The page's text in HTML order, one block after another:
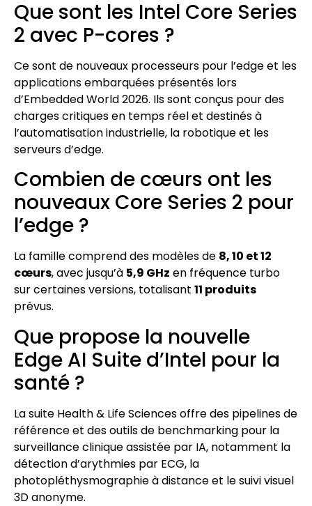
Que sont les Intel Core Series
2 avec P-cores ?
Ce sont de nouveaux processeurs pour l’edge et les
applications embarquées présentés lors
d’Embedded World 2026. Ils sont conçus pour des
charges critiques en temps réel et destinés à
l’automatisation industrielle, la robotique et les
serveurs d’edge.
Combien de cœurs ont les
nouveaux Core Series 2 pour
l’edge ?
La famille comprend des modèles de 8, 10 et 12
cœurs, avec jusqu’à 5,9 GHz en fréquence turbo
sur certaines versions, totalisant 11 produits
prévus.
Que propose la nouvelle
Edge AI Suite d’Intel pour la
santé ?
La suite Health & Life Sciences offre des pipelines de
référence et des outils de benchmarking pour la
surveillance clinique assistée par IA, notamment la
détection d’arythmies par ECG, la
photopléthysmographie à distance et le suivi visuel
3D anonyme.